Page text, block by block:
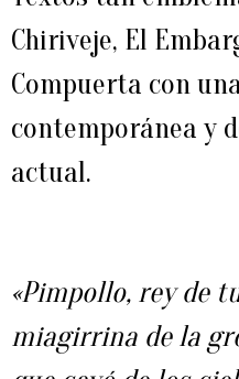
Chiriveje, El
Compuerta con
contemporánea y
actual.
«Pimpollo, rey de
miagirrina de la